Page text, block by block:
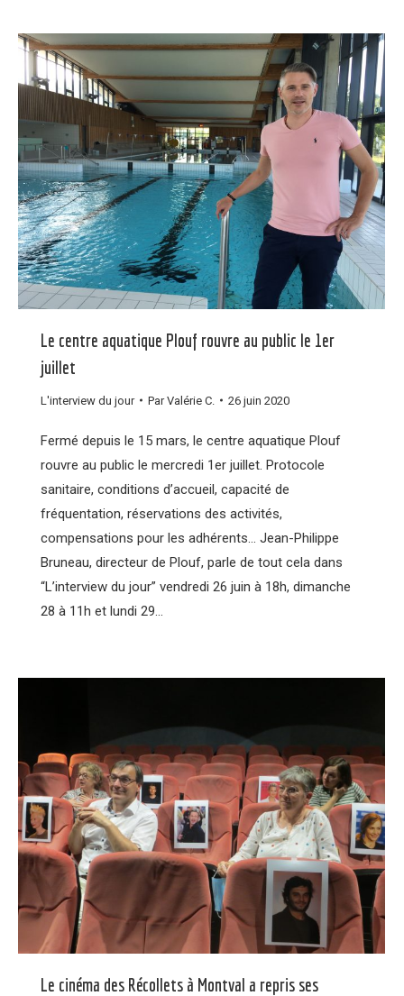
Le centre aquatique Plouf rouvre au public le 1er
juillet
L'interview du jour ParValérie C. 26 juin 2020
Fermé depuis le 15 mars, le centre aquatique Plouf
rouvre au public le mercredi 1er juillet. Protocole
sanitaire, conditions d’accueil, capacité de
fréquentation, réservations des activités,
compensations pour les adhérents… Jean-Philippe
Bruneau, directeur de Plouf, parle de tout cela dans
“L’interview du jour” vendredi 26 juin à 18h, dimanche
28 à 11h et lundi 29…
Le cinéma des Récollets à Montval a repris ses